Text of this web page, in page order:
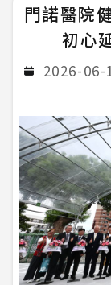
門諾醫院
初心
2026-06-